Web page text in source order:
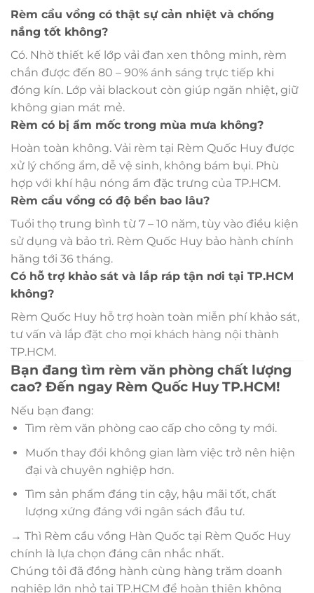
Rèm cầu vồng có thật sự cản nhiệt và chống
nắng tốt không?
Có. Nhờ thiết kế lớp vải đan xen thông minh, rèm
chắn được đến 80 – 90% ánh sáng trực tiếp khi
đóng kín. Lớp vải blackout còn giúp ngăn nhiệt, giữ
không gian mát mẻ.
Rèm có bị ẩm mốc trong mùa mưa không?
Hoàn toàn không. Vải rèm tại Rèm Quốc Huy được
xử lý chống ẩm, dễ vệ sinh, không bám bụi. Phù
hợp với khí hậu nóng ẩm đặc trưng của TP.HCM.
Rèm cầu vồng có độ bền bao lâu?
Tuổi thọ trung bình từ 7 – 10 năm, tùy vào điều kiện
sử dụng và bảo trì. Rèm Quốc Huy bảo hành chính
hãng tới 36 tháng.
Có hỗ trợ khảo sát và lắp ráp tận nơi tại TP.HCM
không?
Rèm Quốc Huy hỗ trợ hoàn toàn miễn phí khảo sát,
tư vấn và lắp đặt cho mọi khách hàng nội thành
TP.HCM.
Bạn đang tìm rèm văn phòng chất lượng
cao? Đến ngay Rèm Quốc Huy TP.HCM!
Nếu bạn đang:
Tìm rèm văn phòng cao cấp cho công ty mới.
Muốn thay đổi không gian làm việc trở nên hiện
đại và chuyên nghiệp hơn.
Tìm sản phẩm đáng tin cậy, hậu mãi tốt, chất
lượng xứng đáng với ngân sách đầu tư.
→ Thì Rèm cầu vồng Hàn Quốc tại Rèm Quốc Huy
chính là lựa chọn đáng cân nhắc nhất.
Chúng tôi đã đồng hành cùng hàng trăm doanh
nghiệp lớn nhỏ tại TP.HCM để hoàn thiện không